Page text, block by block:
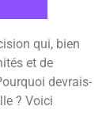
qui, bien
et de
devrais-
? Voici